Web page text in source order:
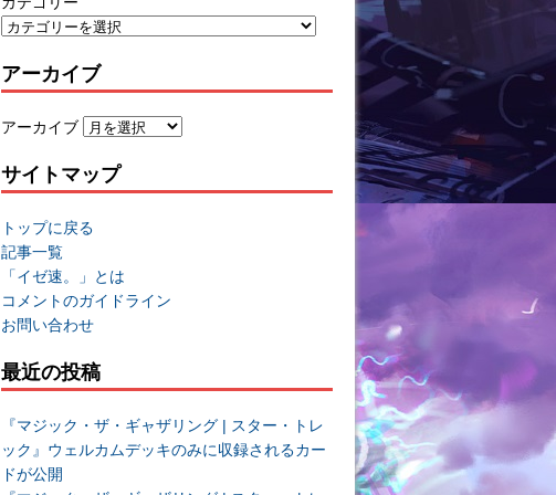
アーカイブ
アーカイブ
サイトマップ
トップに戻る
記事一覧
「イゼ速。」とは
コメントのガイドライン
お問い合わせ
最近の投稿
『マジック・ザ・ギャザリング | スター・トレ
ック』ウェルカムデッキのみに収録されるカー
ドが公開